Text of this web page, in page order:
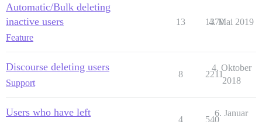
Automatic/Bulk deleting
inactive users
Feature
13 1370
4. Mai 2019
Discourse deleting users
Support
8 2211
4. Oktober
2018
Users who have left
4 540
6. Januar